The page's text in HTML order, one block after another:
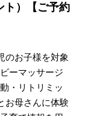
ト）【ご予約
のお子様を対象
ーマッサージ
・リトリミッ
お母さんに体験